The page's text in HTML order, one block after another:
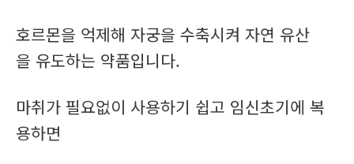
호르몬을 억제해 자궁을 수축시켜 자연 유산
을 유도하는 약품입니다.
마취가 필요없이 사용하기 쉽고 임신초기에 복
용하면